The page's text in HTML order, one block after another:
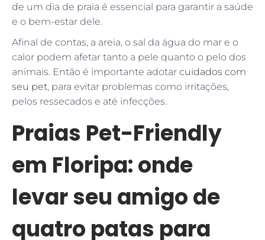
de um dia de praia é essencial para garantir a saúde
e o bem-estar dele.
Afinal de contas, a areia, o sal da água do mar e o
calor podem afetar tanto a pele quanto o pelo dos
animais. Então é importante adotar cuidados com
seu pet, para evitar problemas como irritações,
pelos ressecados e até infecções.
Praias Pet-Friendly
em Floripa: onde
levar seu amigo de
quatro patas para